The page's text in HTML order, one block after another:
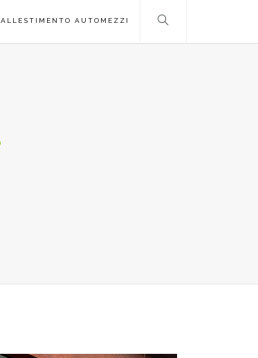
ALLESTIMENTO AUTOMEZZI